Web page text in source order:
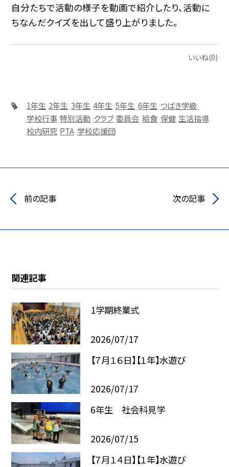
自分たちで活動の様子を動画で紹介したり、活動に
ちなんだクイズを出して盛り上がりました。
いいね(0)
1年生 2年生 3年生 4年生 5年生 6年生 つばき学級
学校行事 特別活動 クラブ 委員会 給食 保健 生活指導
校内研究 PTA 学校応援団
前の記事 次の記事
関連記事
1学期終業式
2026/07/17
【７月１６日】【１年】水遊び
2026/07/17
6年生 社会科見学
2026/07/15
【７月１４日】【１年】水遊び